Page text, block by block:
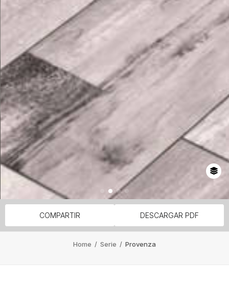
COMPARTIR DESCARGAR PDF
Home / Serie / Provenza